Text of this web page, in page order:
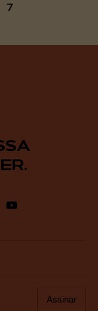
7
Assinar